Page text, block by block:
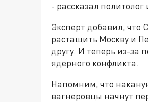
- рассказал
Эксперт добавил, что
растащить Москву и
другу. И теперь из-за
ядерного конфликта.
Напомним, что
вагнеровцы начнут